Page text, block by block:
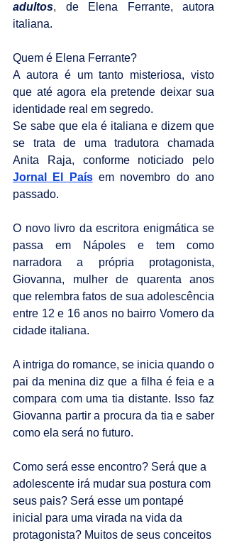
adultos, de Elena Ferrante, autora
italiana.
Quem é Elena Ferrante?
A autora é um tanto misteriosa, visto
que até agora ela pretende deixar sua
identidade real em segredo.
Se sabe que ela é italiana e dizem que
se trata de uma tradutora chamada
Jornal El País em novembro do ano
passado.
O novo livro da escritora enigmática se
passa em Nápoles e tem como
narradora a própria protagonista,
Giovanna, mulher de quarenta anos
que relembra fatos de sua adolescência
entre 12 e 16 anos no bairro Vomero da
cidade italiana.
A intriga do romance, se inicia quando o
pai da menina diz que a filha é feia e a
compara com uma tia distante. Isso faz
Giovanna partir a procura da tia e saber
como ela será no futuro.
Como será esse encontro? Será que a
adolescente irá mudar sua postura com
seus pais? Será esse um pontapé
inicial para uma virada na vida da
protagonista? Muitos de seus conceitos